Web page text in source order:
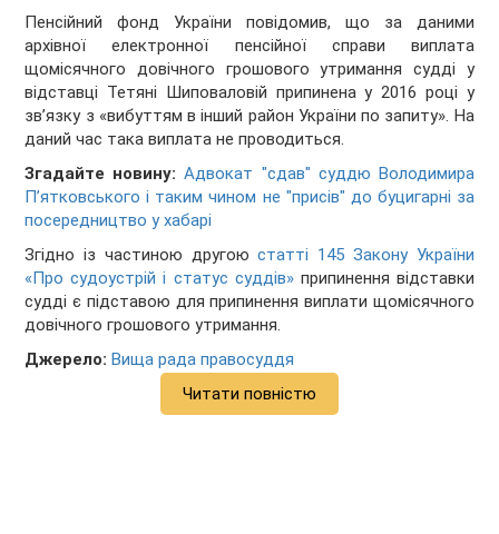
Пенсійний фонд України повідомив, що за даними
архівної електронної пенсійної справи виплата
щомісячного довічного грошового утримання судді у
відставці Тетяні Шиповаловій припинена у 2016 році у
зв’язку з «вибуттям в інший район України по запиту». На
даний час така виплата не проводиться.
Згадайте новину:Адвокат "сдав" суддю Володимира
Пʼятковського і таким чином не "присів" до буцигарні за
посередництво у хабарі
Згідно із частиною другоюстатті 145 Закону України
«Про судоустрій і статус суддів»припинення відставки
судді є підставою для припинення виплати щомісячного
довічного грошового утримання.
Джерело: Вища рада правосуддя
Читати повністю